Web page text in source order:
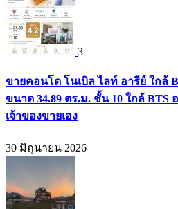
3
ขายคอนโด โนเบิล ไลท์ อารีย์ ใกล้
ขนาด 34.89 ตร.ม. ชั้น 10 ใกล้ BTS
เจ้าของขายเอง
30 มิถุนายน 2026